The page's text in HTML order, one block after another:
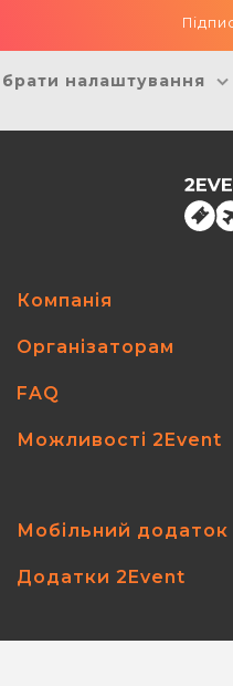
налаштування
Компанія
Організаторам
FAQ
Можливості 2Event
Мобільний додаток
Додатки 2Event